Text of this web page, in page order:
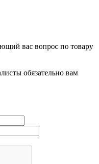
вас вопрос по товару
обязательно вам